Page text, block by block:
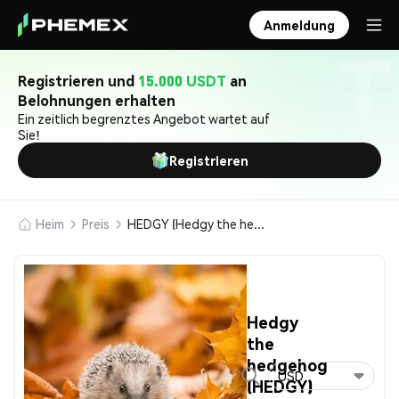
Anmeldung
Registrieren und 15.000 USDT an
Belohnungen erhalten
Ein zeitlich begrenztes Angebot wartet auf
Sie!
Registrieren
Heim Preis HEDGY (Hedgy the hedgehog)
Hedgy
the
hedgehog
(HEDGY)
USD